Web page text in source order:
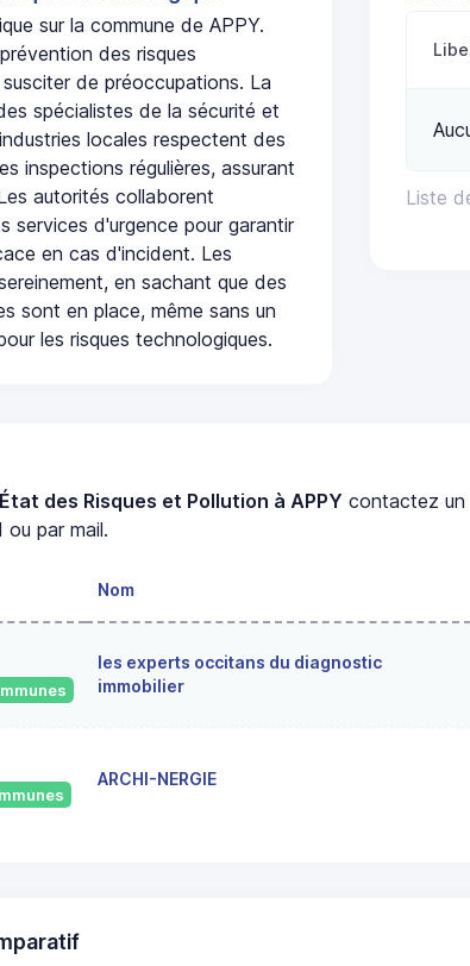
sur la commune de APPY.
des risques
de préoccupations. La
spécialistes de la sécurité et
locales respectent des
inspections régulières, assurant
autorités collaborent
services d'urgence pour garantir
en cas d'incident. Les
en sachant que des
sont en place, même sans un
les risques technologiques.
Liste
des Risques et Pollution à APPY contactez un
par mail.
Nom
les experts occitans du diagnostic
immobilier
ARCHI-NERGIE